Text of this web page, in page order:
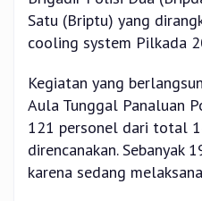
Satu (Briptu) yang
cooling system Pilkada
Kegiatan yang
Aula Tunggal Panaluan
121 personel dari total
direncanakan. Sebanyak
karena sedang